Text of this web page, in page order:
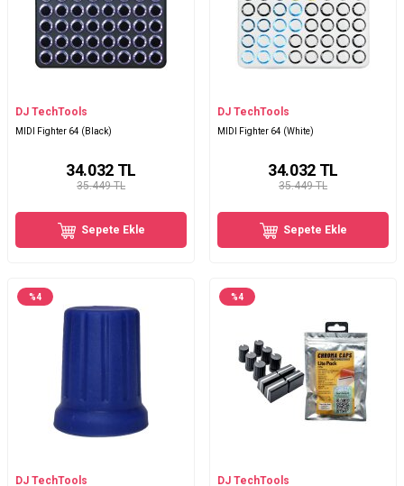
DJ TechTools
MIDI Fighter 64 (Black)
35.449 TL
34.032TL
Sepete Ekle
DJ TechTools
MIDI Fighter 64 (White)
35.449 TL
34.032TL
Sepete Ekle
%4
DJ TechTools
%4
DJ TechTools